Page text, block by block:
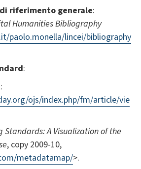
di riferimento generale:
Humanities Bibliography
paolo.monella/lincei/bibliography
:
:
ojs/index.php/fm/article/vie
Standards: A Visualization of the
, copy 2009-10,
metadatamap/>.